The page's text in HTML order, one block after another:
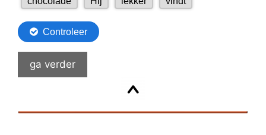
ga verder